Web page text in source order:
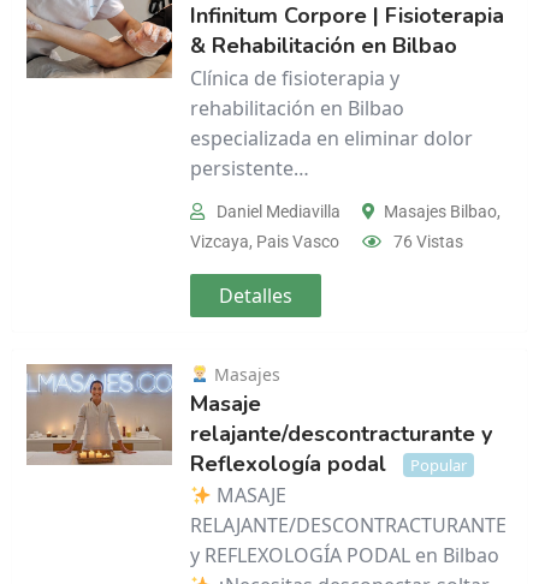
Infinitum Corpore | Fisioterapia
& Rehabilitación en Bilbao
Clínica de fisioterapia y
rehabilitación en Bilbao
especializada en eliminar dolor
persistente…
Daniel Mediavilla Masajes Bilbao,
Vizcaya, Pais Vasco 76 Vistas
Detalles
Masajes
Masaje
relajante/descontracturante y
Reflexología podal
Popular
MASAJE
RELAJANTE/DESCONTRACTURANTE
y REFLEXOLOGÍA PODAL en Bilbao